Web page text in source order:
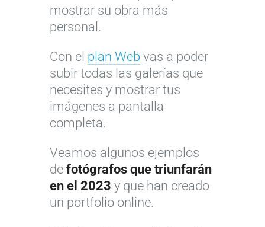
mostrar su obra más
personal.
Con el plan Web vas a poder
subir todas las galerías que
necesites y mostrar tus
imágenes a pantalla
completa.
Veamos algunos ejemplos
de fotógrafos que triunfarán
en el 2023 y que han creado
un portfolio online.